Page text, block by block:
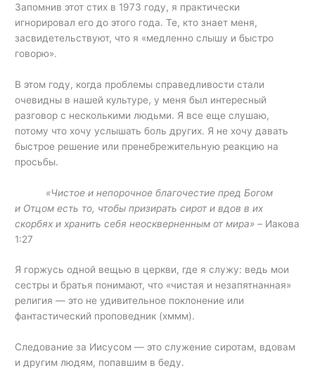
Запомнив этот стих в 1973 году, я практически
игнорировал его до этого года. Те, кто знает меня,
засвидетельствуют, что я «медленно слышу и быстро
говорю».
В этом году, когда проблемы справедливости стали
очевидны в нашей культуре, у меня был интересный
разговор с несколькими людьми. Я все еще слушаю,
потому что хочу услышать боль других. Я не хочу давать
быстрое решение или пренебрежительную реакцию на
просьбы.
«Чистое и непорочное благочестие пред Богом
и Отцом есть то, чтобы призирать сирот и вдов в их
скорбях и хранить себя неоскверненным от мира» – Иакова
1:27
Я горжусь одной вещью в церкви, где я служу: ведь мои
сестры и братья понимают, что «чистая и незапятнанная»
религия — это не удивительное поклонение или
фантастический проповедник (хммм).
Следование за Иисусом — это служение сиротам, вдовам
и другим людям, попавшим в беду.